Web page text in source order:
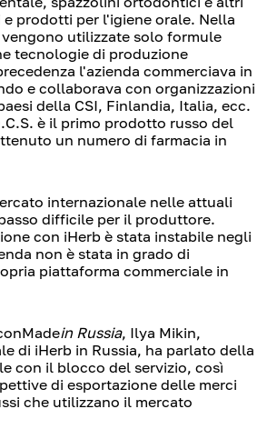
prodotti per l'igiene orale. Nella
utilizzate solo formule
tecnologie di produzione
l'azienda commerciava in
e collaborava con organizzazioni
della CSI, Finlandia, Italia, ecc.
è il primo prodotto russo del
un numero di farmacia in
internazionale nelle attuali
difficile per il produttore.
con iHerb è stata instabile negli
non è stata in grado di
piattaforma commerciale in
in Russia, Ilya Mikin,
di iHerb in Russia, ha parlato della
con il blocco del servizio, così
di esportazione delle merci
che utilizzano il mercato